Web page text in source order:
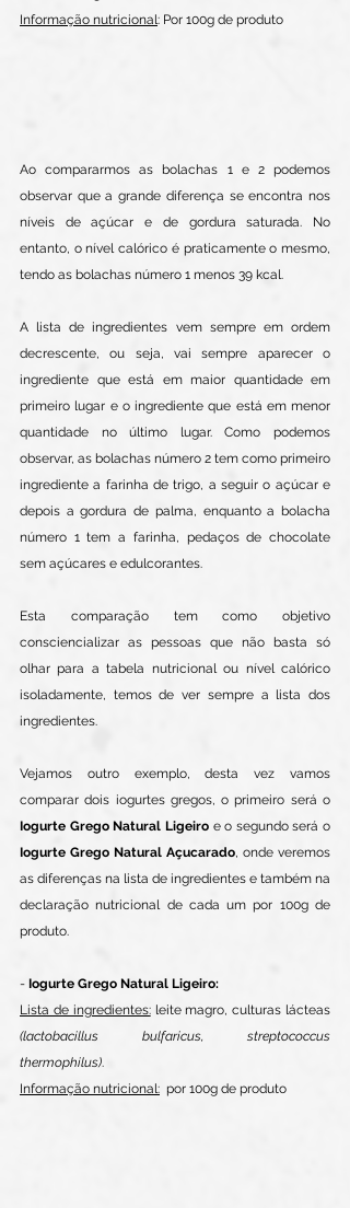
Informação nutricional: Por 100g de produto
Ao compararmos as bolachas 1 e 2 podemos
observar que a grande diferença se encontra nos
níveis de açúcar e de gordura saturada. No
entanto, o nível calórico é praticamente o mesmo,
tendo as bolachas número 1 menos 39 kcal.
A lista de ingredientes vem sempre em ordem
decrescente, ou seja, vai sempre aparecer o
ingrediente que está em maior quantidade em
primeiro lugar e o ingrediente que está em menor
quantidade no último lugar. Como podemos
observar, as bolachas número 2 tem como primeiro
ingrediente a farinha de trigo, a seguir o açúcar e
depois a gordura de palma, enquanto a bolacha
número 1 tem a farinha, pedaços de chocolate
sem açúcares e edulcorantes.
Esta comparação tem como objetivo
consciencializar as pessoas que não basta só
olhar para a tabela nutricional ou nível calórico
isoladamente, temos de ver sempre a lista dos
ingredientes.
Vejamos outro exemplo, desta vez vamos
Iogurte Grego Natural Ligeiro
Iogurte Grego Natural Açucarado, onde veremos
as diferenças na lista de ingredientes e também na
declaração nutricional de cada um por 100g de
produto.
- Iogurte Grego Natural Ligeiro:
Lista de ingredientes:
(lactobacillus bulfaricus, streptococcus
thermophilus).
Informação nutricional:
  por 100g de produto